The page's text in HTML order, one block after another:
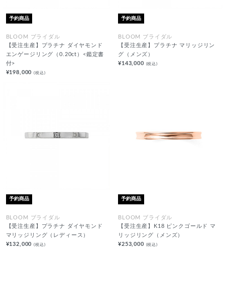
予約商品
BLOOM ブライダル
【受注生産】プラチナ ダイヤモンド
エンゲージリング（0.20ct）<鑑定書
付>
¥198,000(税込)
予約商品
BLOOM ブライダル
【受注生産】プラチナ マリッジリン
グ（メンズ）
¥143,000 (税込)
予約商品
BLOOM ブライダル
【受注生産】プラチナ ダイヤモンド
マリッジリング（レディース）
¥132,000(税込)
予約商品
BLOOM ブライダル
【受注生産】K18 ピンクゴールド マ
リッジリング（メンズ）
¥253,000 (税込)